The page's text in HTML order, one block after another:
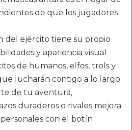
de que los jugadores
del ejército tiene su propio
y apariencia visual
de humanos, elfos, trols y
lucharán contigo a lo largo
de tu aventura,
duraderos o rivales mejora
con el botín